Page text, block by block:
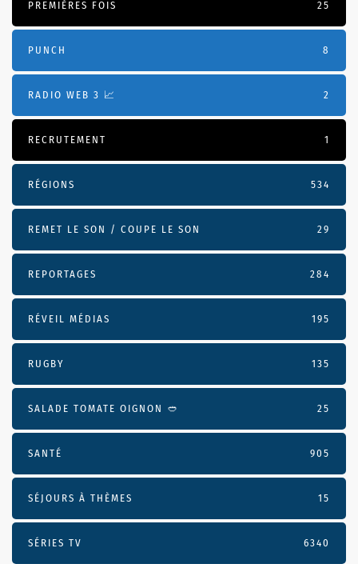
PREMIÈRES FOIS 25
PUNCH 8
RADIO WEB 3 📈 2
RECRUTEMENT 1
RÉGIONS 534
REMET LE SON / COUPE LE SON 29
REPORTAGES 284
RÉVEIL MÉDIAS 195
RUGBY 135
SALADE TOMATE OIGNON 🥙 25
SANTÉ 905
SÉJOURS À THÈMES 15
SÉRIES TV 6340